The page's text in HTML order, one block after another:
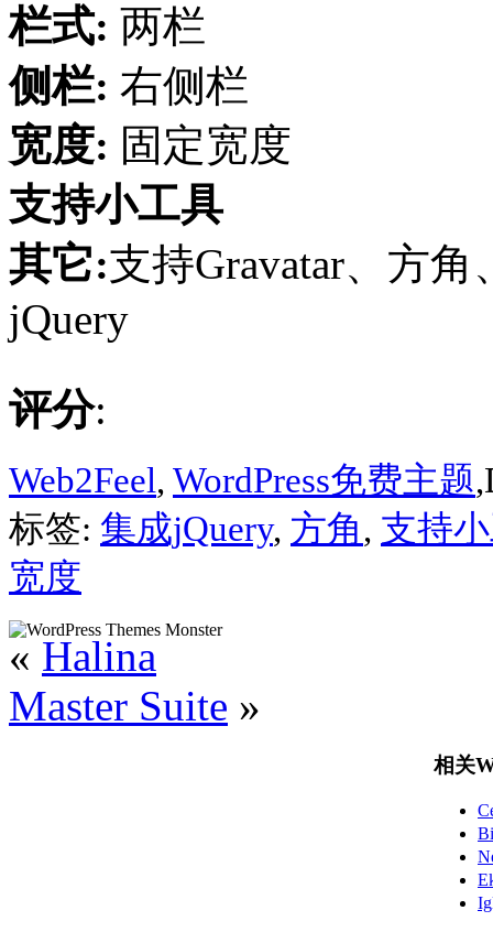
栏式: 两栏
侧栏: 右侧栏
宽度: 固定宽度
支持小工具
其它:支持Gravatar、方
jQuery
评分:
Web2Feel, WordPress免费主题
标签: 集成jQuery, 方角, 支持
宽度
« Halina
Master Suite »
相关